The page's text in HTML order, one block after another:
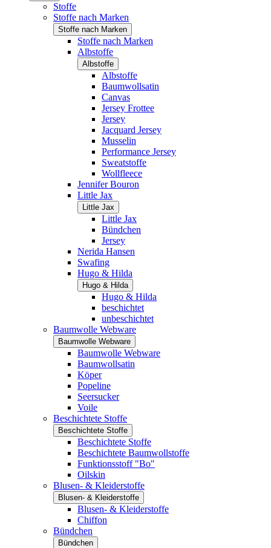
Stoffe
Stoffe nach Marken
Stoffe nach Marken
Stoffe nach Marken
Albstoffe
Albstoffe
Albstoffe
Baumwollsatin
Canvas
Jersey Frottee
Jersey
Jacquard Jersey
Musselin
Performance Jersey
Sweatstoffe
Wollfleece
Jennifer Bouron
Little Jax
Little Jax
Little Jax
Bündchen
Jersey
Nerida Hansen
Swafing
Hugo & Hilda
Hugo & Hilda
Hugo & Hilda
beschichtet
unbeschichtet
Baumwolle Webware
Baumwolle Webware
Baumwolle Webware
Baumwollsatin
Köper
Popeline
Seersucker
Voile
Beschichtete Stoffe
Beschichtete Stoffe
Beschichtete Stoffe
Beschichtete Baumwollstoffe
Funktionsstoff "Bo"
Oilskin
Blusen- & Kleiderstoffe
Blusen- & Kleiderstoffe
Blusen- & Kleiderstoffe
Chiffon
Bündchen
Bündchen